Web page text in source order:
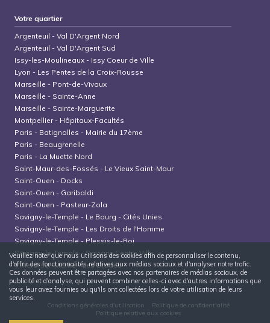
Votre quartier
Argenteuil -Val D'Argent Nord
Argenteuil -Val D'Argent Sud
Issy-les-Moulineaux - Issy Coeur de Ville
Lyon - Les Pentes de la Croix-Rousse
Marseille - Pont-de-Vivaux
Marseille - Sainte-Anne
Marseille - Sainte-Marguerite
Montpellier- Hôpitaux-Facultés
Paris - Batignolles - Mairie du 17ème
Paris - Beaugrenelle
Paris - La Muette Nord
Saint-Maur-des-Fossés - Le Vieux Saint-Maur
Saint-Ouen - Docks
Saint-Ouen - Garibaldi
Saint-Ouen - Pasteur-Zola
Savigny-le-Temple - Le Bourg - Cités Unies
Savigny-le-Temple - Les Droits de l'Homme
Savigny-le-Temple-Plessis-le-Roi
Savigny-le-Temple -Savigny Centre Ville
Villiers-sur-Marne-Les Stades
Conditions générales d'utilisation
Politique de confidentialité
Politique relative aux cookies
Veuillez noter que nous utilisons des cookies afin de personnaliser le contenu,
d'offrir des fonctionnalités relatives aux médias sociaux et d'analyser notre trafic.
Ces données peuvent être partagées avec nos partenaires de médias sociaux, de
publicité et d'analyse, qui peuvent combiner celles-ci avec d'autres informations que
vous leur avez fournies ou qu'ils ont collectées lors de votre utilisation de leurs
services.